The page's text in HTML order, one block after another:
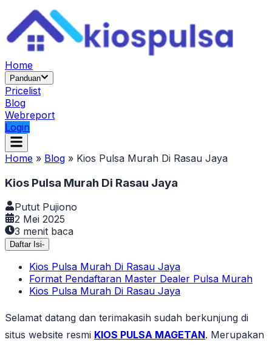
Home
Panduan
Pricelist
Blog
Webreport
Login
Home » Blog » Kios Pulsa Murah Di Rasau Jaya
Kios Pulsa Murah Di Rasau Jaya
Putut Pujiono
2 Mei 2025
3 menit baca
Daftar Isi-
Kios Pulsa Murah Di Rasau Jaya
Format Pendaftaran Master Dealer Pulsa Murah
Kios Pulsa Murah Di Rasau Jaya
Selamat datang dan terimakasih sudah berkunjung di
situs website resmi KIOS PULSA MAGETAN. Merupakan